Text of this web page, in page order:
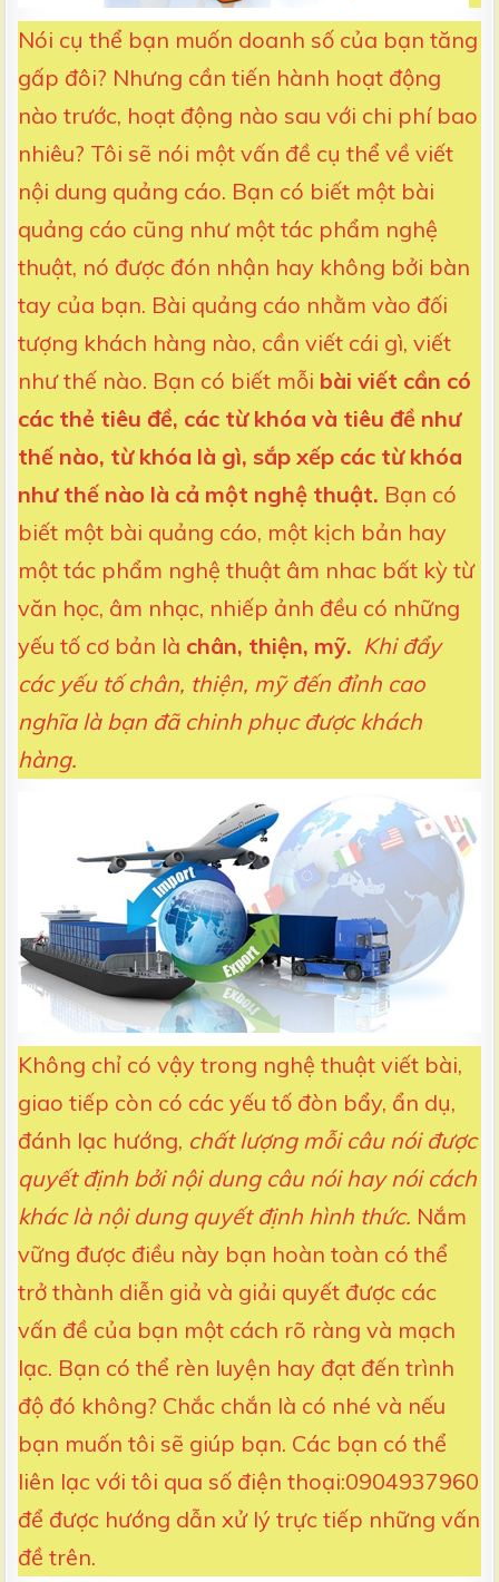
Nói cụ thể bạn muốn doanh số của bạn tăng
gấp đôi? Nhưng cần tiến hành hoạt động
nào trước, hoạt động nào sau với chi phí bao
nhiêu? Tôi sẽ nói một vấn đề cụ thể về viết
nội dung quảng cáo. Bạn có biết một bài
quảng cáo cũng như một tác phẩm nghệ
thuật, nó được đón nhận hay không bởi bàn
tay của bạn. Bài quảng cáo nhằm vào đối
tượng khách hàng nào, cần viết cái gì, viết
như thế nào. Bạn có biết mỗi bài viết cần có
các thẻ tiêu đề, các từ khóa và tiêu đề như
thế nào, từ khóa là gì, sắp xếp các từ khóa
như thế nào là cả một nghệ thuật. Bạn có
biết một bài quảng cáo, một kịch bản hay
một tác phẩm nghệ thuật âm nhac bất kỳ từ
văn học, âm nhạc, nhiếp ảnh đều có những
yếu tố cơ bản là chân, thiện, mỹ. Khi đẩy
các yếu tố chân, thiện, mỹ đến đỉnh cao
nghĩa là bạn đã chinh phục được khách
hàng.
Không chỉ có vậy trong nghệ thuật viết bài,
giao tiếp còn có các yếu tố đòn bẩy, ẩn dụ,
đánh lạc hướng, chất lượng mỗi câu nói được
quyết định bởi nội dung câu nói hay nói cách
khác là nội dung quyết định hình thức. Nắm
vững được điều này bạn hoàn toàn có thể
trở thành diễn giả và giải quyết được các
vấn đề của bạn một cách rõ ràng và mạch
lạc. Bạn có thể rèn luyện hay đạt đến trình
độ đó không? Chắc chắn là có nhé và nếu
bạn muốn tôi sẽ giúp bạn. Các bạn có thể
liên lạc với tôi qua số điện thoại:0904937960
để được hướng dẫn xử lý trực tiếp những vấn
đề trên.